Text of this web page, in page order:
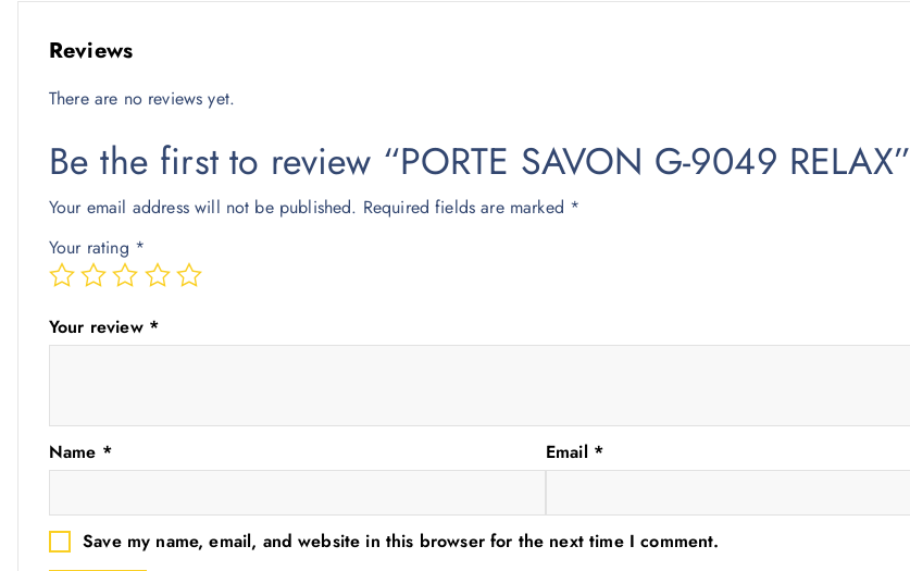
Reviews
There are no reviews yet.
Be the first to review “PORTE SAVON G-9049 RELAX”
Your email address will not be published. Required fields are marked *
Your rating *
Your review *
Name * Email *
Save my name, email, and website in this browser for the next time I comment.